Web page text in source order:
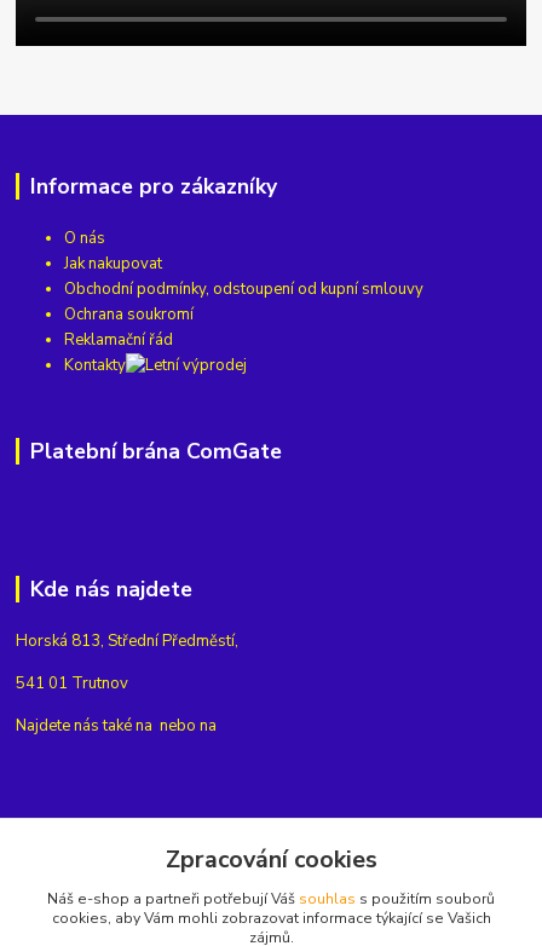
Informace pro zákazníky
O nás
Jak nakupovat
Obchodní podmínky, odstoupení od kupní smlouvy
Ochrana soukromí
Reklamační řád
Kontakty
Platební brána ComGate
Kde nás najdete
Horská 813, Střední Předměstí,
541 01 Trutnov
Najdete nás také na nebo na
+420775654704
Zpracování cookies
Náš e-shop a partneři potřebují Váš souhlas s použitím souborů
cookies, aby Vám mohli zobrazovat informace týkající se Vašich
zájmů.